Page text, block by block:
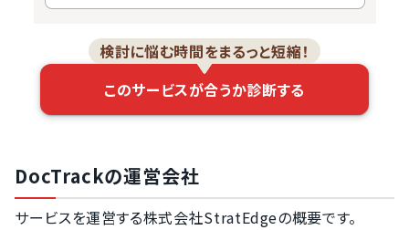
検討に悩む時間をまるっと短縮！
このサービスが合うか診断する
DocTrackの運営会社
サービスを運営する株式会社StratEdgeの概要です。